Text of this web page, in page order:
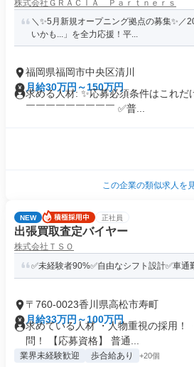
株式会社ＧＲＡＣＩＡ Ｐａｒｔｎｅｒｓ
＼✨5月新規オープニング拠点の募集✨／
いかも...」を全力応援！平...
福岡県福岡市中央区清川
月給30万円～150万円
求める人材: ✨応募必須条件はこれだ
￣￣￣￣￣￣￣￣￣ ✅普...
この企業の類似求人を
NEW 正社員
出張買取査定バイヤー
株式会社ＴＳＯ
✅未経験者90%✅自由なシフト設計✅車通
〒760-0023香川県高松市寿町
月給33万円～100万円
求めている人材 ・人物重視の採用！
問！ 【応募資格】 普通...
業界未経験歓迎 歩合給あり +20個